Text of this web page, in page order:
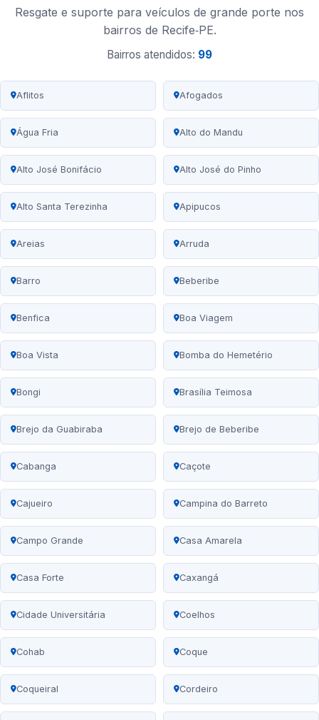
Resgate e suporte para veículos de grande porte nos
bairros de Recife‑PE.
Bairros atendidos: 99
Aflitos Afogados
Água Fria Alto do Mandu
Alto José Bonifácio Alto José do Pinho
Alto Santa Terezinha Apipucos
Areias Arruda
Barro Beberibe
Benfica Boa Viagem
Boa Vista Bomba do Hemetério
Bongi Brasília Teimosa
Brejo da Guabiraba Brejo de Beberibe
Cabanga Caçote
Cajueiro Campina do Barreto
Campo Grande Casa Amarela
Casa Forte Caxangá
Cidade Universitária Coelhos
Cohab Coque
Coqueiral Cordeiro